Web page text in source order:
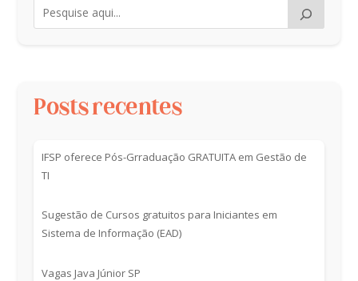
Posts recentes
IFSP oferece Pós-Grraduação GRATUITA em Gestão de
TI
Sugestão de Cursos gratuitos para Iniciantes em
Sistema de Informação (EAD)
Vagas Java Júnior SP